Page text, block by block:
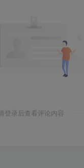
登录后查看评论内容